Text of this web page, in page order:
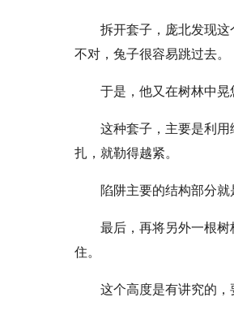
拆开套子，庞北发现
不对，兔子很容易跳过去。
于是，他又在树林中晃
这种套子，主要是利
扎，就勒得越紧。
陷阱主要的结构部分
最后，再将另外一根
住。
这个高度是有讲究的，